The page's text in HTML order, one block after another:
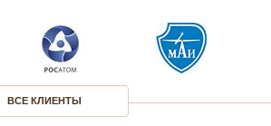
ВСЕ КЛИЕНТЫ